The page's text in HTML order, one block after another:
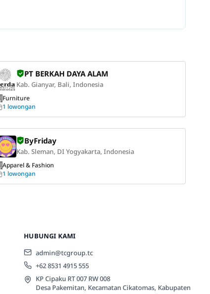
PT BERKAH DAYA ALAM
Kab. Gianyar, Bali, Indonesia
Furniture
1 lowongan
ByFriday
Kab. Sleman, DI Yogyakarta, Indonesia
Apparel & Fashion
1 lowongan
HUBUNGI KAMI
admin@tcgroup.tc
+62 8531 4915 555
KP Cipaku RT 007 RW 008
Desa Pakemitan, Kecamatan Cikatomas, Kabupaten